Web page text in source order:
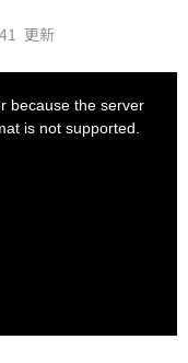
更新
because the server
is not supported.